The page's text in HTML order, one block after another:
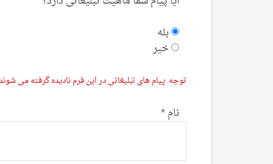
بله
خیر
توجه: پیام های تبلیغاتی در این فرم نادیده گرفته می
نام*